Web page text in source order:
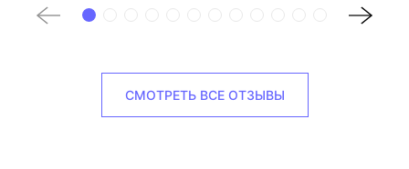
СМОТРЕТЬ ВСЕ ОТЗЫВЫ